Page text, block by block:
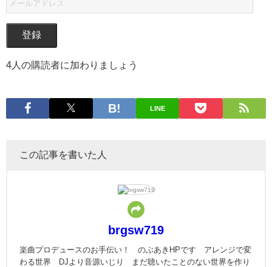
登録
4人の購読者に加わりましょう
LINE
この記事を書いた人
brgsw719
楽曲プロデュースのお手伝い！ のぶあきHPです アレンジで変
わる世界 DJより音源いじり まだ聴いたことのない世界を作り